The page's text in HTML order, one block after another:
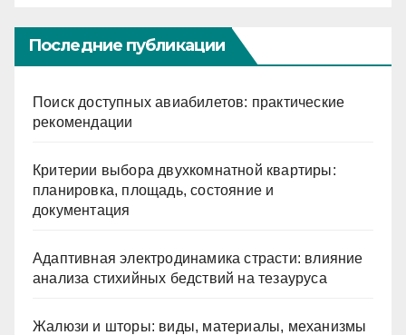
Последние публикации
Поиск доступных авиабилетов: практические
рекомендации
Критерии выбора двухкомнатной квартиры:
планировка, площадь, состояние и
документация
Адаптивная электродинамика страсти: влияние
анализа стихийных бедствий на тезауруса
Жалюзи и шторы: виды, материалы, механизмы